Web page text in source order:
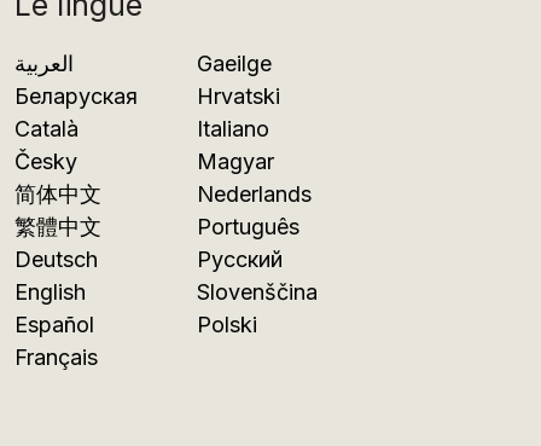
العربية
Беларуская
Català
Česky
简体中文
繁體中文
Deutsch
English
Español
Français
Gaeilge
Hrvatski
Italiano
Magyar
Nederlands
Português
Русский
Slovenščina
Polski